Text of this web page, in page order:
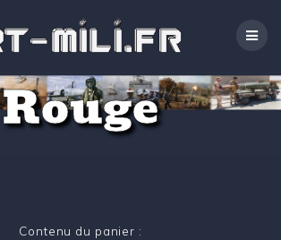
au
contenu
Rouge
Contenu du panier :